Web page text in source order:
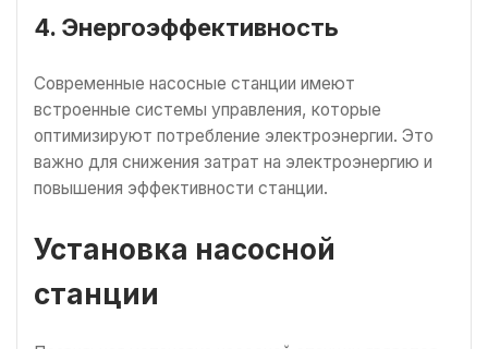
4. Энергоэффективность
Современные насосные станции имеют
встроенные системы управления, которые
оптимизируют потребление электроэнергии. Это
важно для снижения затрат на электроэнергию и
повышения эффективности станции.
Установка насосной
станции